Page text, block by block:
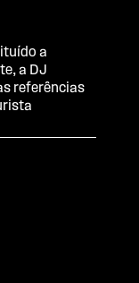
a
a DJ
referências